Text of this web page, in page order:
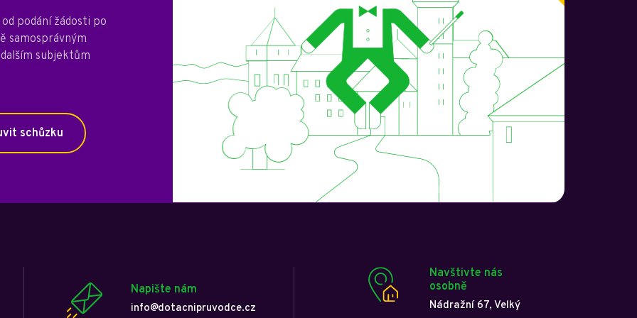
podání žádosti po
samosprávným
subjektům
schůzku
Napište nám
info@dotacnipruvodce.cz
Navštivte nás
osobně
Nádražní 67, Velký